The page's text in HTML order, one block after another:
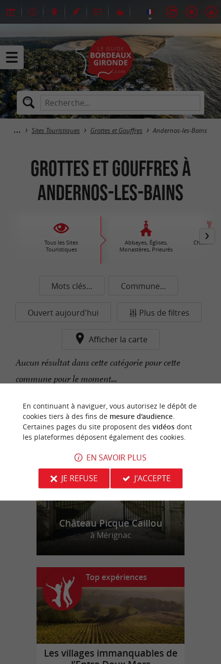
Sites Touristiques Grottes et Gouffres Andernos-les-Bains
Grottes et Gouffres à
Andernos-les-Bains
Tous les Sites
Touristiques
Abbayes, Églises,
Monastères, Prieurés
Châteaux
Mots clés... Commune...
Ouvert aujourd'hui Plus de filtres
Afficher la carte
Aucun résultat dans cette catégorie pour cette
commune pour le moment...
n
o
t
r
e
c
o
u
p
d
e
c
o
e
u
r
Château Picque Caillou
à Mérignac
Top expériences
Les villages immanquables de
En continuant à naviguer, vous autorisez le dépôt de
cookies tiers à des fins de mesure d'audience.
Certaines pages du site proposent des vidéosdont
les plateformes déposent également des cookies.
EN SAVOIR PLUS
JE REFUSE
J'ACCEPTE